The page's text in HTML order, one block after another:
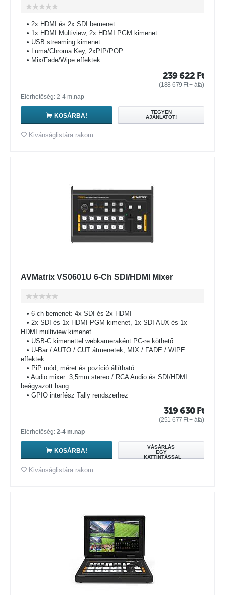
• 2x HDMI és 2x SDI bemenet
• 1x HDMI Multiview, 2x HDMI PGM kimenet
• USB streaming kimenet
• Luma/Chroma Key, 2xPIP/POP
• Mix/Fade/Wipe effektek
239 622 Ft
(188 679 Ft+ áfa)
Elérhetőség: 2-4 m.nap
KOSÁRBA!
TEGYEN
AJÁNLATOT!
Kivánságlistára rakom
AVMatrix VS0601U 6-Ch SDI/HDMI Mixer
• 6-ch bemenet: 4x SDI és 2x HDMI
• 2x SDI és 1x HDMI PGM kimenet, 1x SDI AUX és 1x
HDMI multiview kimenet
• USB-C kimenettel webkameraként PC-re köthető
• U-Bar / AUTO / CUT átmenetek, MIX / FADE / WIPE
effektek
• PiP mód, méret és pozíció állítható
• Audio mixer: 3,5mm stereo / RCA Audio és SDI/HDMI
beágyazott hang
• GPIO interfész Tally rendszerhez
319 630 Ft
(251 677 Ft+ áfa)
Elérhetőség: 2-4 m.nap
KOSÁRBA!
VÁSÁRLÁS
EGY
KATTINTÁSSAL
Kivánságlistára rakom